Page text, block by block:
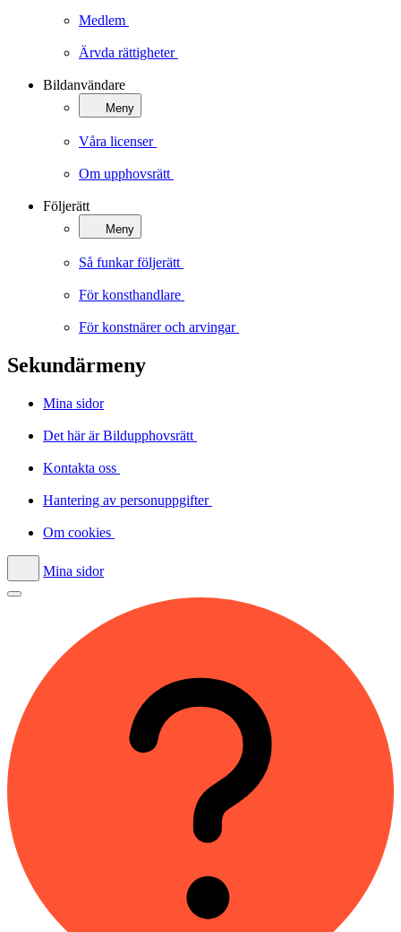
Medlem
Ärvda rättigheter
Bildanvändare
Meny
Våra licenser
Om upphovsrätt
Följerätt
Meny
Så funkar följerätt
För konsthandlare
För konstnärer och arvingar
Sekundärmeny
Mina sidor
Det här är Bildupphovsrätt
Kontakta oss
Hantering av personuppgifter
Om cookies
Mina sidor